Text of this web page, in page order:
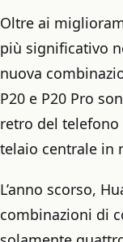
Oltre ai
più significativo
nuova
P20 e P20 Pro
retro del
telaio centrale in
L’anno scorso,
combinazioni di